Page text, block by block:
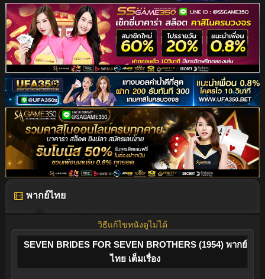
พากย์ไทย
วิธีแก้ไขหนังดูไม่ได้
SEVEN BRIDES FOR SEVEN BROTHERS (1954) พากย์
ไทย เต็มเรื่อง